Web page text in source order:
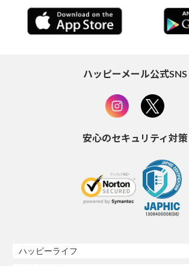
ハッピーメール公式SNS
安心のセキュリティ対策
ハッピーライフ